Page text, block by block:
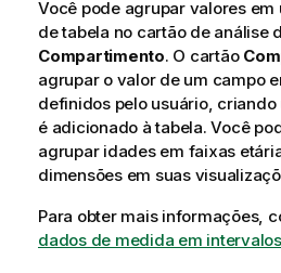
Você pode agrupar valores
de tabela no cartão de análise
Compartimento. O cartão
agrupar o valor de um campo
definidos pelo usuário,
é adicionado à tabela. Você
agrupar idades em faixas
dimensões em suas
Para obter mais informações,
dados de medida em intervalos